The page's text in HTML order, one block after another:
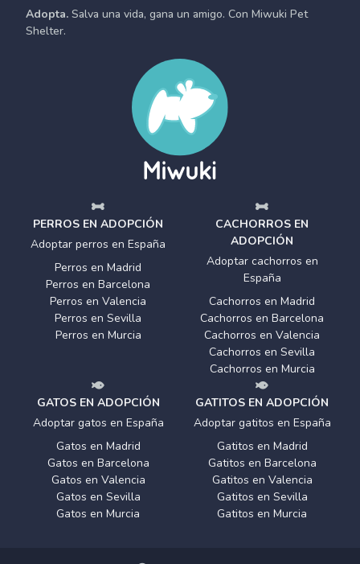
Adopta. Salva una vida, gana un amigo. Con Miwuki Pet
Shelter.
PERROS EN ADOPCIÓN
Adoptar perros en España
Perros en Madrid
Perros en Barcelona
Perros en Valencia
Perros en Sevilla
Perros en Murcia
CACHORROS EN
ADOPCIÓN
Adoptar cachorros en
España
Cachorros en Madrid
Cachorros en Barcelona
Cachorros en Valencia
Cachorros en Sevilla
Cachorros en Murcia
GATOS EN ADOPCIÓN
Adoptar gatos en España
Gatos en Madrid
Gatos en Barcelona
Gatos en Valencia
Gatos en Sevilla
Gatos en Murcia
GATITOS EN ADOPCIÓN
Adoptar gatitos en España
Gatitos en Madrid
Gatitos en Barcelona
Gatitos en Valencia
Gatitos en Sevilla
Gatitos en Murcia